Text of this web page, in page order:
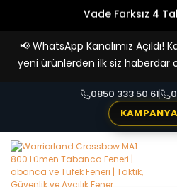
Vade Farksız 4
📢 WhatsApp Kanalımız
yeni ürünlerden ilk siz haberdar
0850 333 50 61